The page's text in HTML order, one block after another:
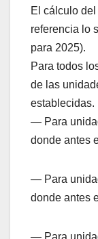
El cálculo
referencia lo
para 2025).
Para todos
de las
establecidas.
— Para
donde antes
— Para
donde antes